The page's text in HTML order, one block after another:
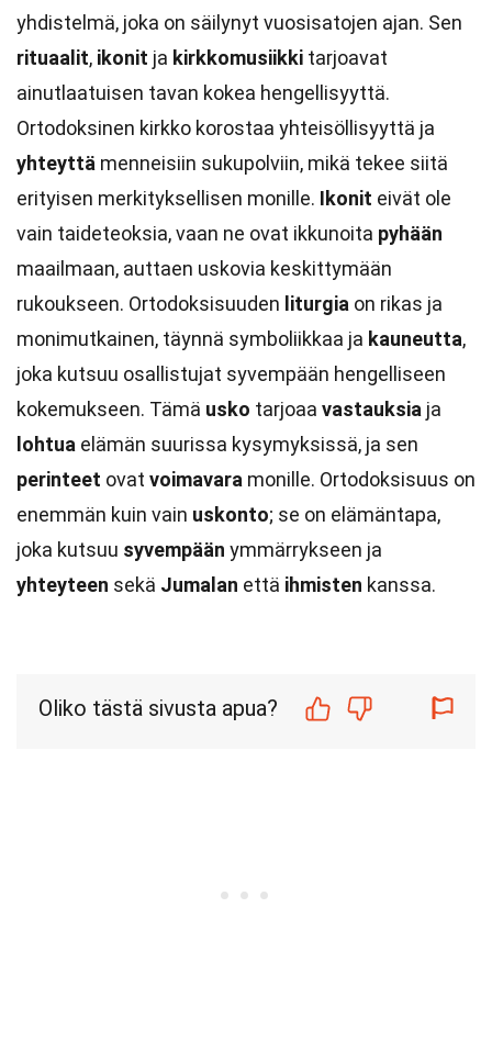
yhdistelmä, joka on säilynyt vuosisatojen ajan. Sen
rituaalit, ikonit ja kirkkomusiikki tarjoavat
ainutlaatuisen tavan kokea hengellisyyttä.
Ortodoksinen kirkko korostaa yhteisöllisyyttä ja
yhteyttä menneisiin sukupolviin, mikä tekee siitä
erityisen merkityksellisen monille. Ikonit eivät ole
vain taideteoksia, vaan ne ovat ikkunoita pyhään
maailmaan, auttaen uskovia keskittymään
rukoukseen. Ortodoksisuuden liturgia on rikas ja
monimutkainen, täynnä symboliikkaa ja kauneutta,
joka kutsuu osallistujat syvempään hengelliseen
kokemukseen. Tämä usko tarjoaa vastauksia ja
lohtua elämän suurissa kysymyksissä, ja sen
perinteet ovat voimavara monille. Ortodoksisuus on
enemmän kuin vain uskonto; se on elämäntapa,
joka kutsuu syvempään ymmärrykseen ja
yhteyteen sekä Jumalan että ihmisten kanssa.
Oliko tästä sivusta apua?